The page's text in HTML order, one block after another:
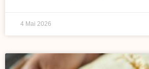
4 Mai 2026